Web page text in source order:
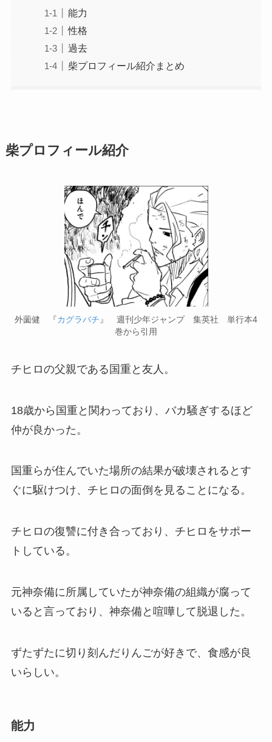
能力
性格
過去
柴プロフィール紹介まとめ
柴プロフィール紹介
外薗健 『カグラバチ 』 週刊少年ジャンプ 集英社 単行本4
巻から引用
チヒロの父親である国重と友人。
18歳から国重と関わっており、バカ騒ぎするほど
仲が良かった。
国重らが住んでいた場所の結果が破壊されるとす
ぐに駆けつけ、チヒロの面倒を見ることになる。
チヒロの復讐に付き合っており、チヒロをサポー
トしている。
元神奈備に所属していたが神奈備の組織が腐って
いると言っており、神奈備と喧嘩して脱退した。
ずたずたに切り刻んだりんごが好きで、食感が良
いらしい。
能力